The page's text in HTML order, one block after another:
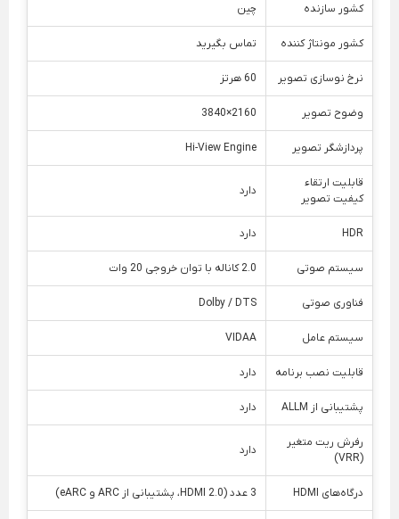
کشور سازنده چین
کشور مونتاژ کننده تماس بگیرید
نرخ نوسازی تصویر 60 هرتز
وضوح تصویر 2160×3840
پردازشگر تصویر Hi-View Engine
قابلیت ارتقاء
کیفیت تصویر
دارد
HDR دارد
سیستم صوتی 2.0 کاناله با توان خروجی 20 وات
فناوری صوتی Dolby / DTS
سیستم عامل VIDAA
قابلیت نصب برنامه دارد
پشتیبانی از ALLM دارد
رفرش ریت متغیر
(VRR)
دارد
درگاه‌های HDMI 3 عدد (HDMI 2.0، پشتیبانی از ARC و eARC)